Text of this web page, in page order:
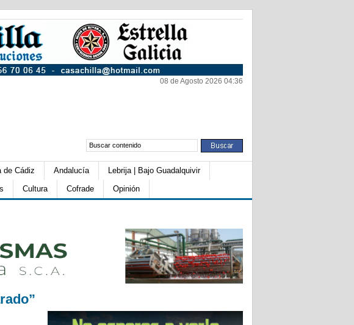
08 de Agosto 2026 04:36
de Cádiz Andalucía
Lebrija | Bajo Guadalquivir
Cultura Cofrade Opinión